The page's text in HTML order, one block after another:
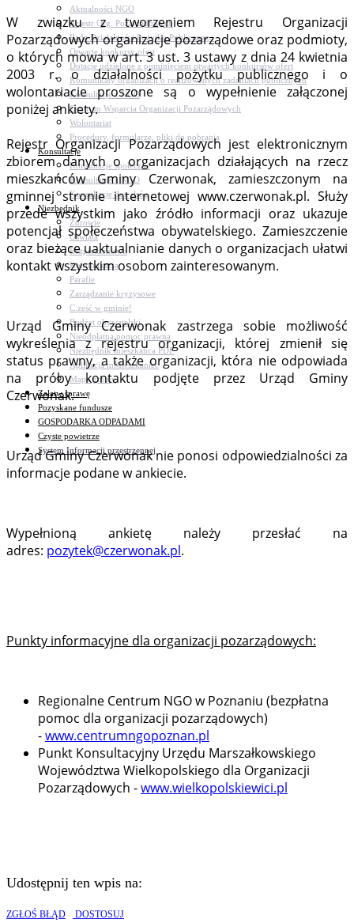
Aktualności NGO
Rejestr Org. Pozarządowych
Rada Działalności Pożytku Publicznego
Otwarte konkursy ofert
Dotacje udzielone z pominięciem otwartych konkursów ofert
Komunikaty organizacji o realizowanych zadaniach publicznych
Konsultacje z NGO
Centrum Wsparcia Organizacji Pozarządowych
Wolontariat
Procedury, formularze, pliki do pobrania
Konsultacje
Konsultacje społeczne
Konsultacje z NGO
Konsultacje dot. dróg
Niezbędnik
Zdrowie
Oświata
Bezpieczeństwo
Komunikacja
Parafie
Zarządzanie kryzysowe
C.ześć w gminie!
Budżet obywatelski
Nieodpłatna pomoc prawna
Niezbędnik mieszkańca PDF
Aplikacja mMieszkaniec
Mapa gminy
Załatw sprawę
Pozyskane fundusze
GOSPODARKA ODPADAMI
Czyste powietrze
System Informacji przestrzennej
W związku z tworzeniem Rejestru Organizacji
Pozarządowych organizacje pozarządowe oraz podmioty,
o których mowa w art. 3 ust. 3 ustawy z dnia 24 kwietnia
2003 r. o działalności pożytku publicznego i o
wolontariacie proszone są o wypełnienie załączonej
poniżej ankiety.
Rejestr Organizacji Pozarządowych jest elektronicznym
zbiorem danych o organizacjach działających na rzecz
mieszkańców Gminy Czerwonak, zamieszczonym na
gminnej stronie internetowej www.czerwonak.pl. Służy
przede wszystkim jako źródło informacji oraz ukazuje
potencjał społeczeństwa obywatelskiego. Zamieszczenie
oraz bieżące uaktualnianie danych o organizacjach ułatwi
kontakt wszystkim osobom zainteresowanym.
Urząd Gminy Czerwonak zastrzega sobie możliwość
wykreślenia z rejestru organizacji, której zmienił się
status prawny, a także organizacji, która nie odpowiada
na próby kontaktu podjęte przez Urząd Gminy
Czerwonak.
Urząd Gminy Czerwonak nie ponosi odpowiedzialności za
informacje podane w ankiecie.
Wypełnioną ankietę należy przesłać na
adres: pozytek@czerwonak.pl.
Punkty informacyjne dla organizacji pozarządowych:
Regionalne Centrum NGO w Poznaniu (bezpłatna
pomoc dla organizacji pozarządowych)
-www.centrumngopoznan.pl
Punkt Konsultacyjny Urzędu Marszałkowskiego
Województwa Wielkopolskiego dla Organizacji
Pozarządowych -www.wielkopolskiewici.pl
Udostępnij ten wpis na:
ZGŁOŚ BŁĄD DOSTOSUJ